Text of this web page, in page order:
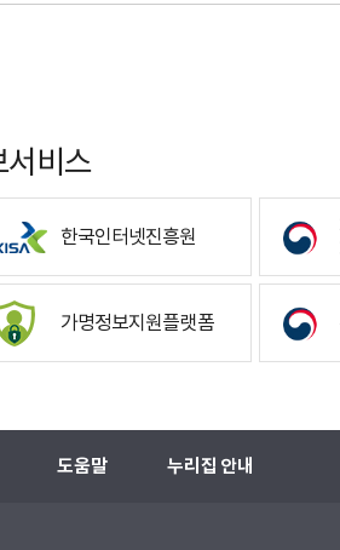
서비스
한국인터넷진흥원
가명정보지원플랫폼
도움말 누리집 안내